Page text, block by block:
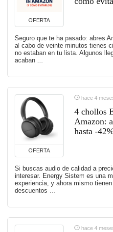
OFERTA
Seguro que te ha pasado: abres
al cabo de veinte minutos tienes
no estaban en tu lista. Algunos
acaban ...
OFERTA
hace 4
4 chollos
Amazon:
hasta -
Si buscas audio de calidad a
interesar. Energy Sistem es una
experiencia, y ahora mismo
descuentos ...
hace 4